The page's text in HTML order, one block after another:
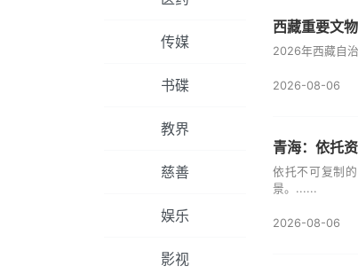
传媒
书碟
教界
慈善
娱乐
影视
西藏重要文
2026年西藏自
2026-08-06
青海：依托
依托不可复制
景。......
2026-08-06